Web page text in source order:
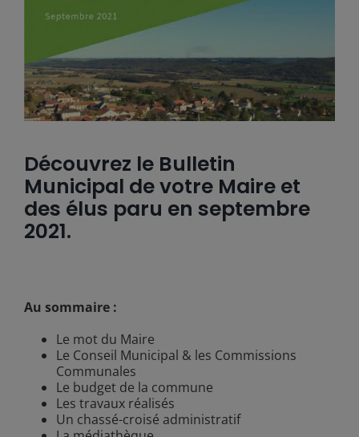
Découvrez le Bulletin
Municipal de votre Maire et
des élus paru en septembre
2021.
Au sommaire :
Le mot du Maire
Le Conseil Municipal & les Commissions
Communales
Le budget de la commune
Les travaux réalisés
Un chassé-croisé administratif